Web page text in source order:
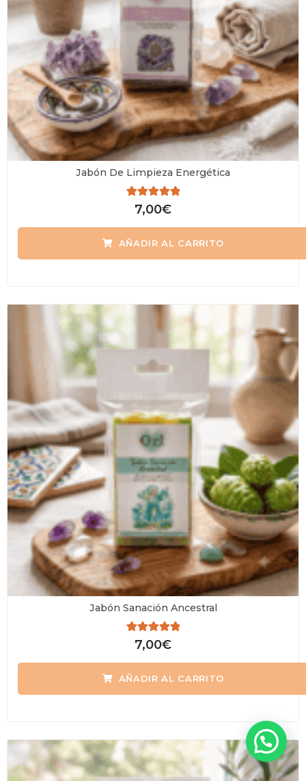
Jabón De Limpieza Energética
Valorado
con
5
7,00€
AÑADIR AL CARRITO
Jabón Sanación Ancestral
Valorado
con
5
7,00€
AÑADIR AL CARRITO